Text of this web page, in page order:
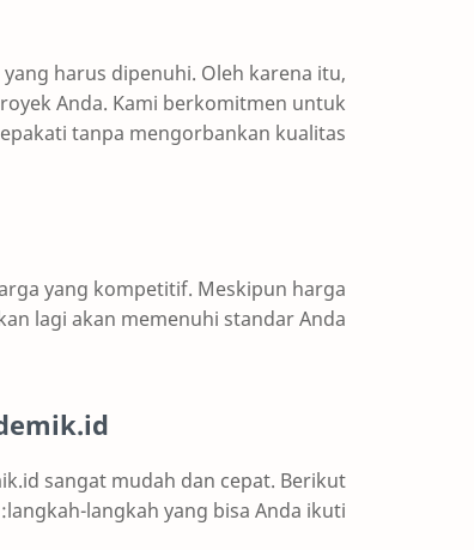
harus dipenuhi. Oleh karena itu,
Anda. Kami berkomitmen untuk
tanpa mengorbankan kualitas.
yang kompetitif. Meskipun harga
lagi akan memenuhi standar Anda.
sangat mudah dan cepat. Berikut
langkah-langkah yang bisa Anda ikuti: